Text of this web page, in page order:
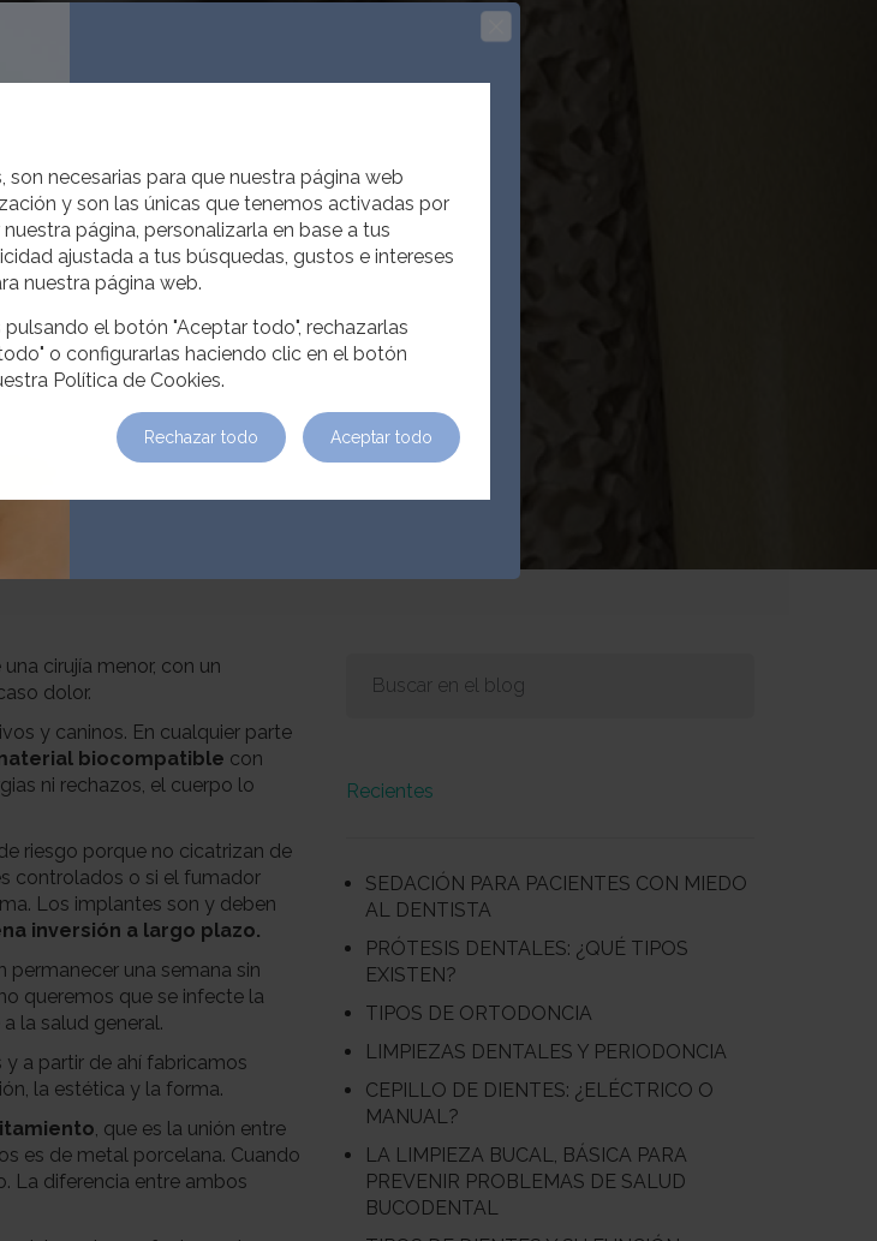
cirujía menor, con un
dolor.
y caninos. En cualquier parte
biocompatible con
ni rechazos, el cuerpo lo
riesgo porque no cicatrizan de
controlados o si el fumador
Los implantes son y deben
inversión a largo plazo.
permanecer una semana sin
queremos que se infecte la
la salud general.
a partir de ahí fabricamos
la estética y la forma.
, que es la unión entre
es de metal porcelana. Cuando
La diferencia entre ambos
Recientes
SEDACIÓN PARA PACIENTES CON MIEDO
AL DENTISTA
PRÓTESIS DENTALES: ¿QUÉ TIPOS
EXISTEN?
TIPOS DE ORTODONCIA
LIMPIEZAS DENTALES Y PERIODONCIA
CEPILLO DE DIENTES: ¿ELÉCTRICO O
MANUAL?
LA LIMPIEZA BUCAL, BÁSICA PARA
PREVENIR PROBLEMAS DE SALUD
BUCODENTAL
descuento en tu
primer implante
Consigue un 50% de descuento en tu
porcelana. Antes: 1.570€ Ahora:
785€
Obtener oferta
necesarias para que nuestra página web
y son las únicas que tenemos activadas por
página, personalizarla en base a tus
ajustada a tus búsquedas, gustos e intereses
nuestra página web.
el botón "Aceptar todo", rechazarlas
o configurarlas haciendo clic en el botón
Política de Cookies.
Rechazar todo Aceptar todo